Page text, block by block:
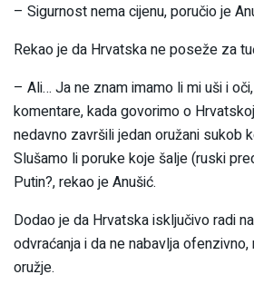
– Sigurnost nema cijenu, poručio je
Rekao je da Hrvatska ne poseže za
– Ali… Ja ne znam imamo li mi uši i
komentare, kada govorimo o
nedavno završili jedan oružani sukob
Slušamo li poruke koje šalje (ruski
Putin?, rekao je Anušić.
Dodao je da Hrvatska isključivo radi
odvraćanja i da ne nabavlja
oružje.